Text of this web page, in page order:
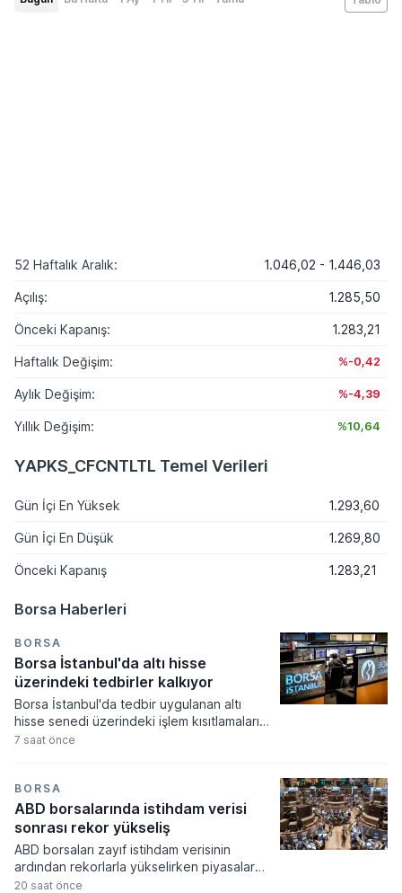
52 Haftalık Aralık: 1.046,02 - 1.446,03
Açılış: 1.285,50
Önceki Kapanış: 1.283,21
Haftalık Değişim: %-0,42
Aylık Değişim: %-4,39
Yıllık Değişim: %10,64
YAPKS_CFCNTLTL Temel Verileri
Gün İçi En Yüksek 1.293,60
Gün İçi En Düşük 1.269,80
Önceki Kapanış 1.283,21
Borsa Haberleri
BORSA
Borsa İstanbul'da altı hisse
üzerindeki tedbirler kalkıyor
Borsa İstanbul'da tedbir uygulanan altı
hisse senedi üzerindeki işlem kısıtlamaları
yeni haftada kademeli olarak kalkıyor.
yasaklarının süresi dolarken, yatırımcılar
ilgili paylarda normal işlem süreçlerine geri
dönecek.
7 saat önce
BORSA
ABD borsalarında istihdam verisi
sonrası rekor yükseliş
ABD borsaları zayıf istihdam verisinin
ardından rekorlarla yükselirken piyasalar
Fed'in faiz artırım olasılığının düşmesini
20 saat önce